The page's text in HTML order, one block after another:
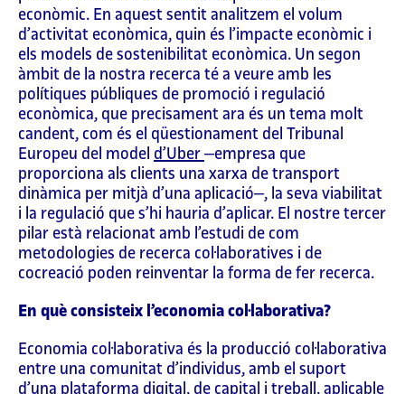
econòmic. En aquest sentit analitzem el volum
d’activitat econòmica, quin és l’impacte econòmic i
els models de sostenibilitat econòmica. Un segon
àmbit de la nostra recerca té a veure amb les
polítiques públiques de promoció i regulació
econòmica, que precisament ara és un tema molt
candent, com és el qüestionament del Tribunal
Europeu del model d’Uber ‒empresa que
proporciona als clients una xarxa de transport
dinàmica per mitjà d’una aplicació‒, la seva viabilitat
i la regulació que s’hi hauria d’aplicar. El nostre tercer
pilar està relacionat amb l’estudi de com
metodologies de recerca col·laboratives i de
cocreació poden reinventar la forma de fer recerca.
En què consisteix l’economia col·laborativa?
Economia col·laborativa és la producció col·laborativa
entre una comunitat d’individus, amb el suport
d’una plataforma digital, de capital i treball, aplicable